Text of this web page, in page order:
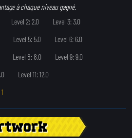
à chaque niveau gagné.
Level 2: 2.0
Level 3: 3.0
Level 5: 5.0
Level 6: 6.0
Level 8: 8.0
Level 9: 9.0
Level 11: 12.0